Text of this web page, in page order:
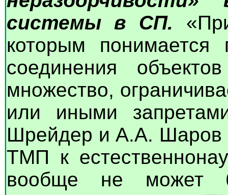
системы в СП.
которым понимается
соединения
множество,
или иными
Шрейдер и А.А. Шаров
ТМП к
вообще не может